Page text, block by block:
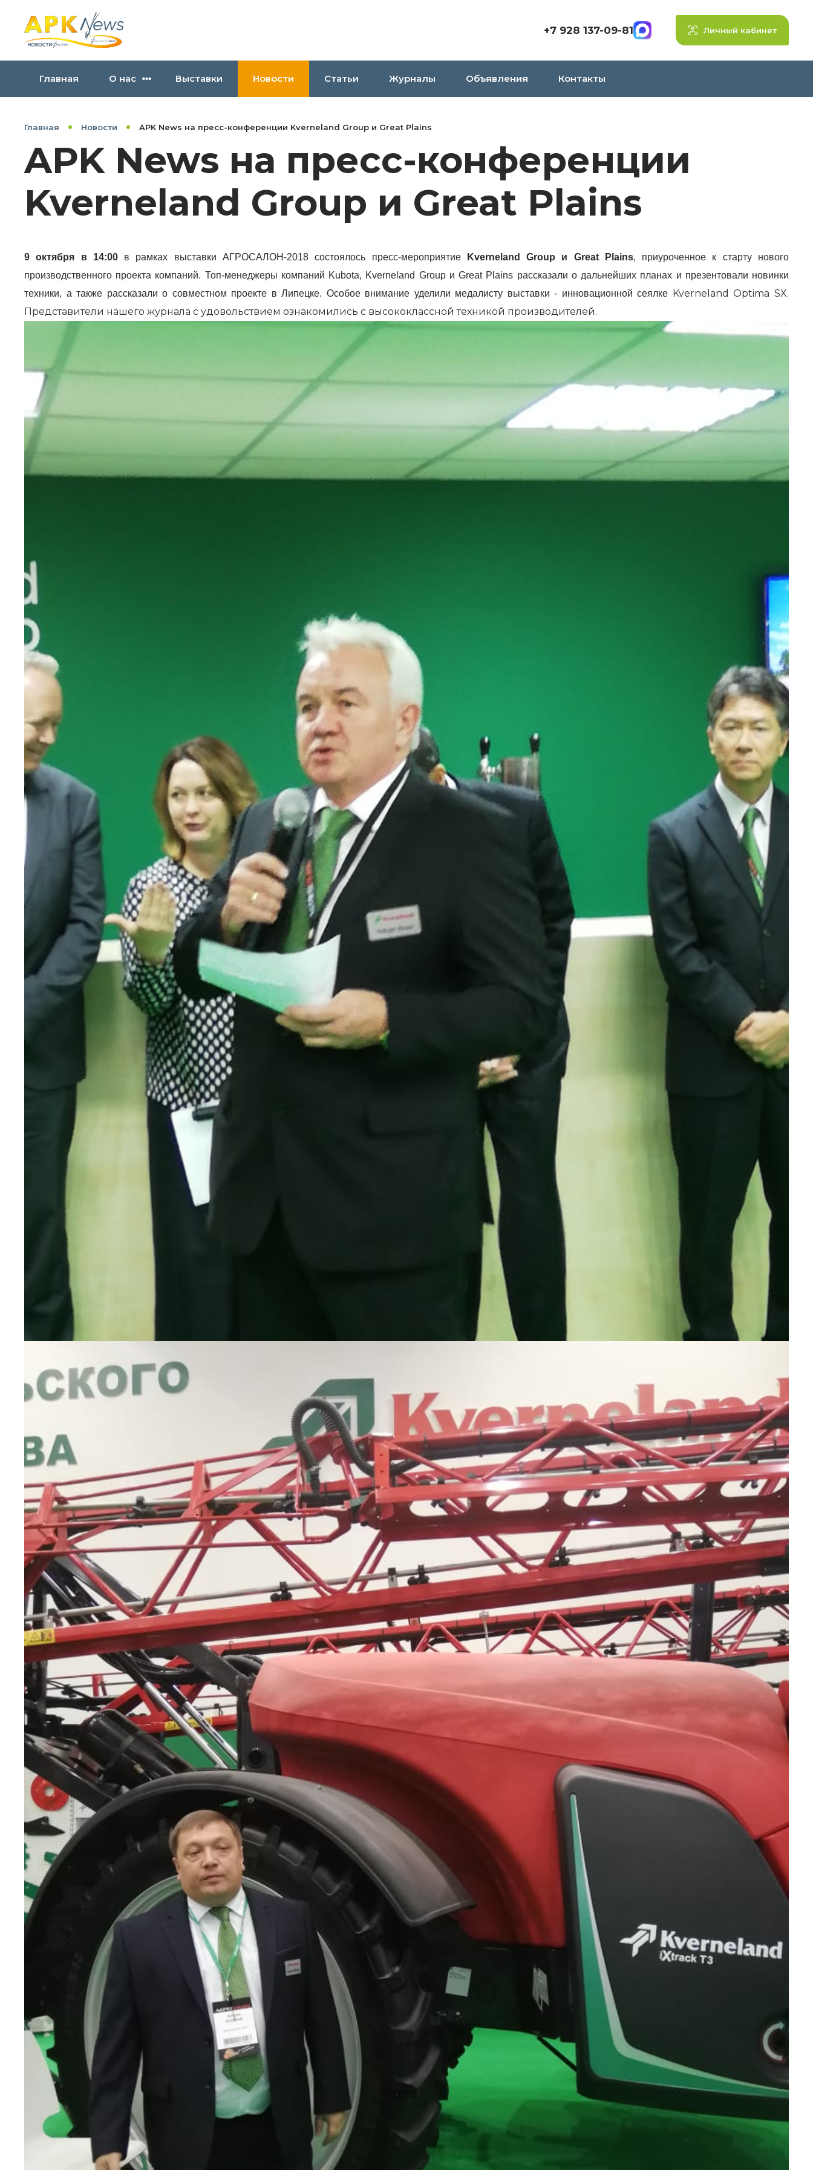
+7 928 137-09-81 Личный кабинет
Главная О нас Выставки Новости Статьи Журналы Объявления Контакты
Главная Новости APK News на пресс-конференции Kverneland Group и Great Plains
APK News на пресс-конференции
Kverneland Group и Great Plains
9 октября в 14:00в рамках выставки АГРОСАЛОН-2018 состоялось пресс-мероприятие Kverneland Group и Great Plains, приуроченное к старту нового
производственного проекта компаний. Топ-менеджеры компаний Kubota, Kverneland Group и Great Plains рассказали о дальнейших планах и презентовали новинки
техники, а также рассказали о совместном проекте в Липецке. Особое внимание уделили медалисту выставки - инновационной сеялке Kverneland Optima SX.
Представители нашего журнала с удовольствием ознакомились с высококлассной техникой производителей.